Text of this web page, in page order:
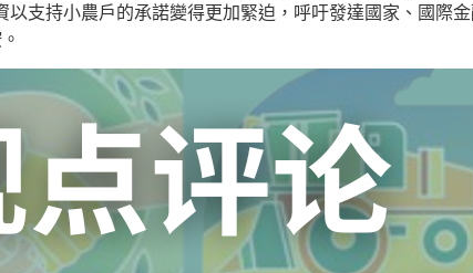
以支持小農戶的承諾變得更加緊迫，呼吁發達國家、國際